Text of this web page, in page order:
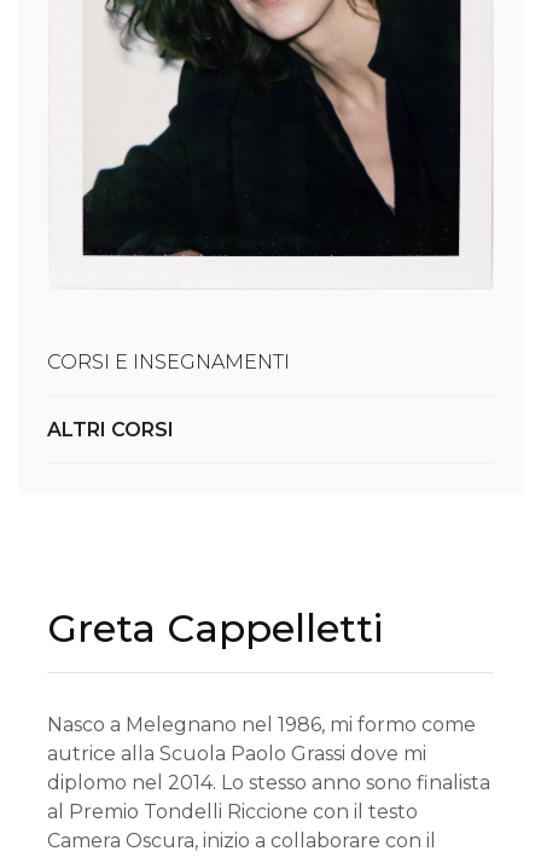
CORSI E INSEGNAMENTI
ALTRI CORSI
Greta Cappelletti
Nasco a Melegnano nel 1986, mi formo come
autrice alla Scuola Paolo Grassi dove mi
diplomo nel 2014. Lo stesso anno sono finalista
al Premio Tondelli Riccione con il testo
Camera Oscura, inizio a collaborare con il